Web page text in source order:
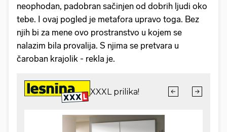
neophodan, padobran sačinjen od dobrih ljudi oko
tebe. I ovaj pogled je metafora upravo toga. Bez
njih bi za mene ovo prostranstvo u kojem se
nalazim bila provalija. S njima se pretvara u
čaroban krajolik - rekla je.